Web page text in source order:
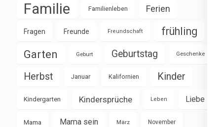
Familie Familienleben Ferien
Fragen Freunde Freundschaft frühling
Garten Geburt Geburtstag Geschenke
Herbst Januar Kalifornien Kinder
Kindergarten Kindersprüche Leben Liebe
Mama Mama sein März November